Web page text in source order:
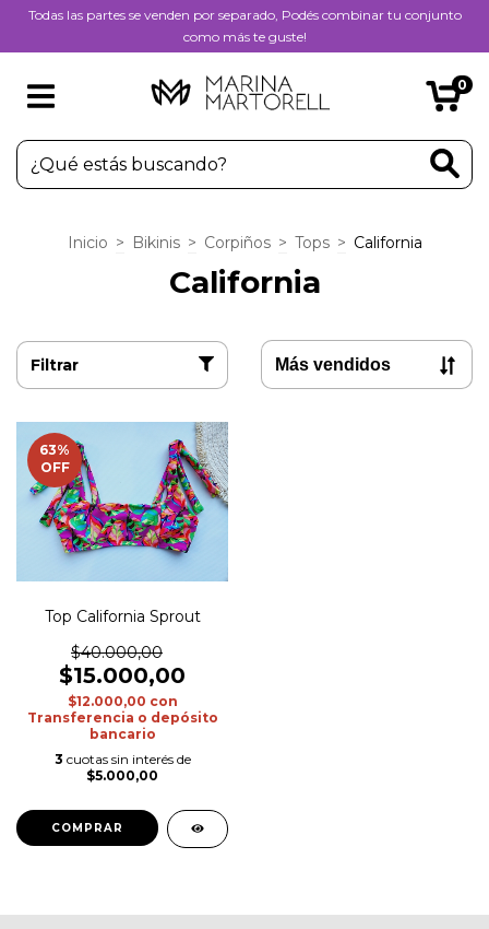
Todas las partes se venden por separado, Podés combinar tu conjunto
como más te guste!
0
Inicio > Bikinis > Corpiños > Tops > California
California
Filtrar
63%
OFF
Top California Sprout
$40.000,00
$15.000,00
$12.000,00 con
Transferencia o depósito
bancario
3 cuotas sin interés de
$5.000,00
COMPRAR